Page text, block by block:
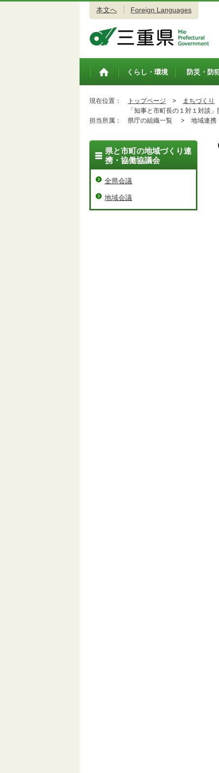
本文へ Foreign Languages
トップペ
くらし・環境 防災・防
現在位置： トップページ > まちづくり
「知事と市町長の１対１対談」
担当所属：
県庁の組織一覧 > 地域連
県と市町の地域づくり連
携・協働協議会
全県会議
地域会議